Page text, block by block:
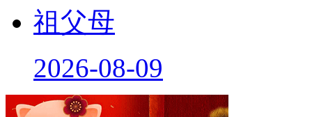
祖父母
2026-08-09